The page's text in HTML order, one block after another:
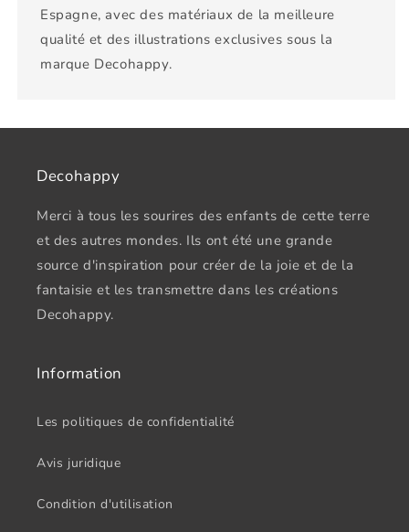
Espagne, avec des matériaux de la meilleure
qualité et des illustrations exclusives sous la
marque Decohappy.
Decohappy
Merci à tous les sourires des enfants de cette terre
et des autres mondes. Ils ont été une grande
source d'inspiration pour créer de la joie et de la
fantaisie et les transmettre dans les créations
Decohappy.
Information
Les politiques de confidentialité
Avis juridique
Condition d'utilisation